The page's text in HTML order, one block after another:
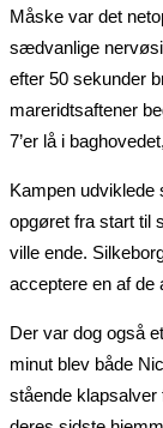
Måske var det
sædvanlige
efter 50 sekunder
mareridtsaftener
7’er lå i
Kampen
opgøret fra start til
ville ende.
acceptere en af de
Der var dog også
minut blev både
stående